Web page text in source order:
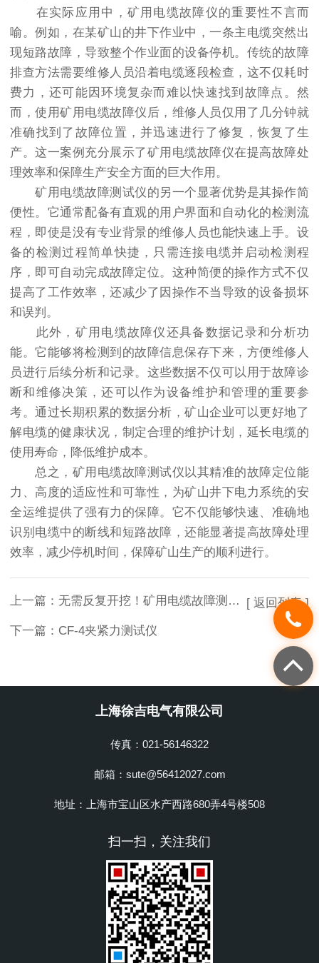
在实际应用中，矿用电缆故障仪的重要性不言而
喻。例如，在某矿山的井下作业中，一条主电缆突然出
现短路故障，导致整个作业面的设备停机。传统的故障
排查方法需要维修人员沿着电缆逐段检查，这不仅耗时
费力，还可能因环境复杂而难以快速找到故障点。然
而，使用矿用电缆故障仪后，维修人员仅用了几分钟就
准确找到了故障位置，并迅速进行了修复，恢复了生
产。这一案例充分展示了矿用电缆故障仪在提高故障处
理效率和保障生产安全方面的巨大作用。
矿用电缆故障测试仪的另一个显著优势是其操作简
便性。它通常配备有直观的用户界面和自动化的检测流
程，即使是没有专业背景的维修人员也能快速上手。设
备的检测过程简单快捷，只需连接电缆并启动检测程
序，即可自动完成故障定位。这种简便的操作方式不仅
提高了工作效率，还减少了因操作不当导致的设备损坏
和误判。
此外，矿用电缆故障仪还具备数据记录和分析功
能。它能够将检测到的故障信息保存下来，方便维修人
员进行后续分析和记录。这些数据不仅可以用于故障诊
断和维修决策，还可以作为设备维护和管理的重要参
考。通过长期积累的数据分析，矿山企业可以更好地了
解电缆的健康状况，制定合理的维护计划，延长电缆的
使用寿命，降低维护成本。
总之，矿用电缆故障测试仪以其精准的故障定位能
力、高度的适应性和可靠性，为矿山井下电力系统的安
全运维提供了强有力的保障。它不仅能够快速、准确地
识别电缆中的断线和短路故障，还能显著提高故障处理
效率，减少停机时间，保障矿山生产的顺利进行。
上一篇： 无需反复开挖！矿用电缆故障测试仪高效识别绝缘老化故障，降低矿山运维成本
下一篇： CF-4夹紧力测试仪
[ 返回列表 ]
上海徐吉电气有限公司
传真：021-56146322
邮箱：sute@56412027.com
地址：上海市宝山区水产西路680弄4号楼508
扫一扫，关注我们